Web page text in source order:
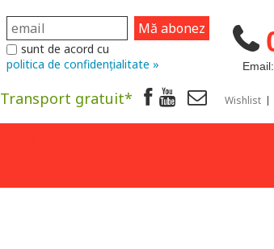
Email:
sunt de acord cu
politica de confidențialitate »
Transport gratuit* Wishlist